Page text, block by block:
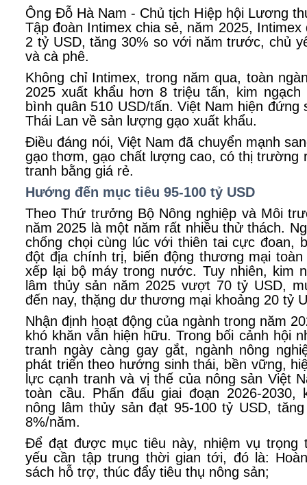
Ông Đỗ Hà Nam - Chủ tịch Hiệp hội Lương
Tập đoàn Intimex chia sẻ, năm 2025, Intimex
2 tỷ USD, tăng 30% so với năm trước, chủ
và cà phê.
Không chỉ Intimex, trong năm qua, toàn
2025 xuất khẩu hơn 8 triệu tấn, kim
bình quân 510 USD/tấn. Việt Nam hiện
Thái Lan về sản lượng gạo xuất khẩu.
Điều đáng nói, Việt Nam đã chuyển mạnh
gạo thơm, gạo chất lượng cao, có thị trường
tranh bằng giá rẻ.
Hướng đến mục tiêu 95-100 tỷ USD
Theo Thứ trưởng Bộ Nông nghiệp và Môi
năm 2025 là một năm rất nhiều thử thách.
chống chọi cùng lúc với thiên tai cực đoan,
đột địa chính trị, biến động thương mại
xếp lại bộ máy trong nước. Tuy nhiên, kim
lâm thủy sản năm 2025 vượt 70 tỷ USD,
đến nay, thặng dư thương mại khoảng 20 tỷ
Nhận định hoạt động của ngành trong năm
khó khăn vẫn hiện hữu. Trong bối cảnh hội
tranh ngày càng gay gắt, ngành nông
phát triển theo hướng sinh thái, bền vững,
lực cạnh tranh và vị thế của nông sản Việt
toàn cầu. Phấn đấu giai đoạn 2026-2030,
nông lâm thủy sản đạt 95-100 tỷ USD,
8%/năm.
Để đạt được mục tiêu này, nhiệm vụ trọng
yếu cần tập trung thời gian tới, đó là:
sách hỗ trợ, thúc đẩy tiêu thụ nông sản;